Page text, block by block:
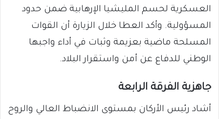
العسكرية لحسم المليشيا الإرهابية ضمن حدود
المسؤولية. وأكد العطا خلال الزيارة أن القوات
المسلحة ماضية بعزيمة وثبات في أداء واجبها
الوطني للدفاع عن أمن واستقرار البلاد.
جاهزية الفرقة الرابعة
أشاد رئيس الأركان بمستوى الانضباط العالي والروح